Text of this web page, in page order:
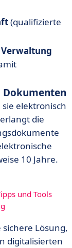
(qualifizierte
elektronisch
die
10 Jahre.
und Tools
sichere Lösung,
digitalisierten